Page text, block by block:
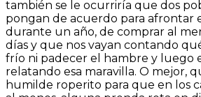
también se le ocurriría que dos
pongan de acuerdo para afrontar
durante un año, de comprar al
días y que nos vayan contando
frío ni padecer el hambre y luego
relatando esa maravilla. O mejor,
humilde roperito para que en los